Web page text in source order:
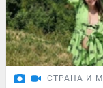
СТРАНА И